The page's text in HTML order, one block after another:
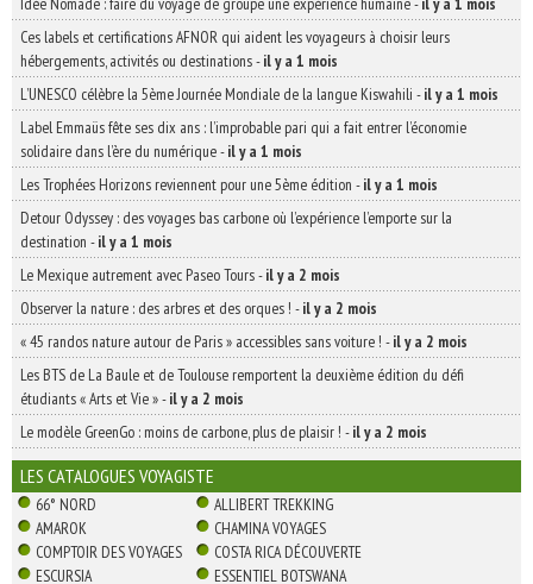
Ces labels et certifications AFNOR qui aident les voyageurs à choisir leurs
hébergements, activités ou destinations-il y a 1 mois
L’UNESCO célèbre la 5ème Journée Mondiale de la langue Kiswahili -il y a 1 mois
Label Emmaüs fête ses dix ans : l’improbable pari qui a fait entrer l’économie
solidaire dans l’ère du numérique-il y a 1 mois
Les Trophées Horizons reviennent pour une 5ème édition -il y a 1 mois
Detour Odyssey : des voyages bas carbone où l’expérience l’emporte sur la
destination -il y a 1 mois
Le Mexique autrement avec Paseo Tours-il y a 2 mois
Observer la nature : des arbres et des orques ! -il y a 2 mois
« 45 randos nature autour de Paris » accessibles sans voiture ! -il y a 2 mois
Les BTS de La Baule et de Toulouse remportent la deuxième édition du défi
étudiants « Arts et Vie »-il y a 2 mois
Le modèle GreenGo : moins de carbone, plus de plaisir ! -il y a 2 mois
LES CATALOGUES VOYAGISTE
66° NORD
ALLIBERT TREKKING
AMAROK
CHAMINA VOYAGES
COMPTOIR DES VOYAGES
COSTA RICA DÉCOUVERTE
ESCURSIA
ESSENTIEL BOTSWANA